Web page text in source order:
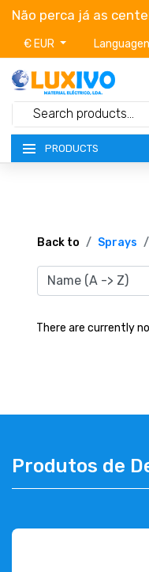
Não perca já as
€ EUR
PRODUCTS
TERMS OF SERVICE
CATALOGUES
Back to Sprays
There are currently
Produtos de